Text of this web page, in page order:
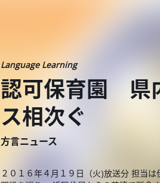
Language Learning
認可保育園 県
ス相次ぐ
方言ニュース
２０１６年４月１９日（火)放送分 担当